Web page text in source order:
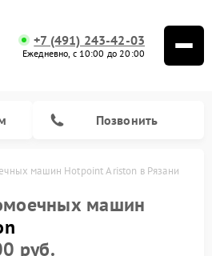
+7 (491) 243-42-03
Ежедневно, с 10:00 до 20:00
Позвонить
машин Hotpoint Ariston в Рязани
машин
руб.